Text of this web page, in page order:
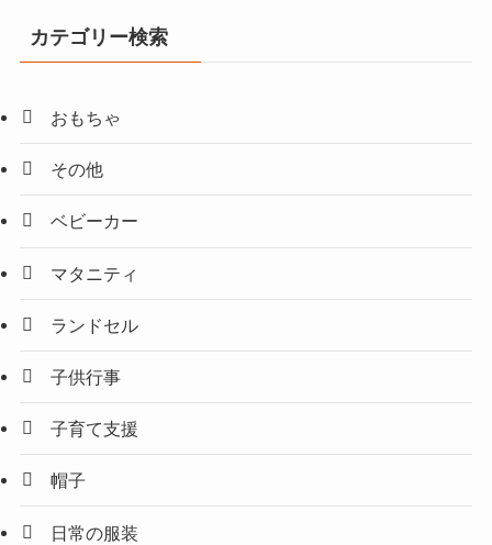
カテゴリー検索
おもちゃ
その他
ベビーカー
マタニティ
ランドセル
子供行事
子育て支援
帽子
日常の服装